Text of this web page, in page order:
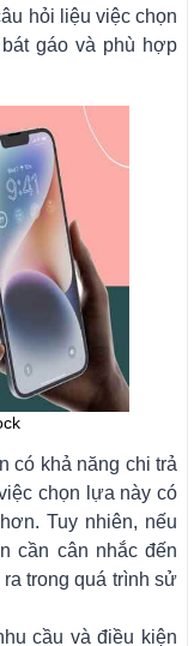
hỏi liệu việc chọn
gáo và phù hợp
có khả năng chi trả
chọn lựa này có
Tuy nhiên, nếu
cần cân nhắc đến
trong quá trình sử
cầu và điều kiện